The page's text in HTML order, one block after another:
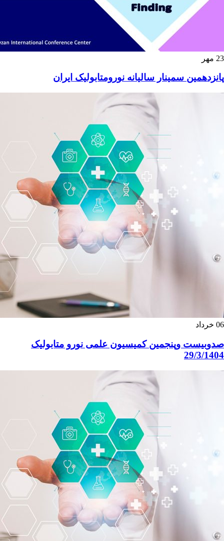
23 مهر
پانزدهمین سمینار سالیانه نورومتابولیک ایران
06 خرداد
صدوبیست وپنجمین کمیسیون علمی نورو متابولیک
29/3/1404